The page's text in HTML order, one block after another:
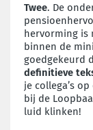
Twee. De
hervorming is
binnen de
goedgekeurd
definitieve
je collega’s
bij de
luid klinken!